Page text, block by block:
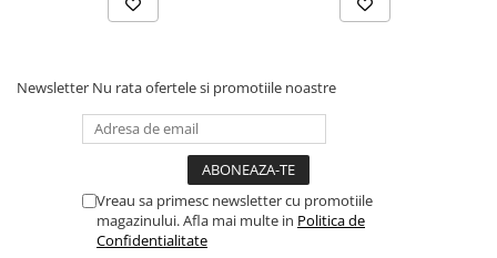
Umbrele si pavilioane gradina
HoReCa
Balsam de rufe profesional
Detergenti de vase profesionali
Pentru masini de spalat si polish
Pentru spalare manuala
Detergenti lichizi profesionali
Newsletter Nu rata ofertele si promotiile noastre
Vreau sa primesc newsletter cu promotiile
magazinului. Afla mai multe in Politica de
Confidentialitate